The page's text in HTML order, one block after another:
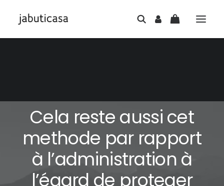
Cela reste aussi cet
methode par rapport
à l’administration à
l’égard de proteger